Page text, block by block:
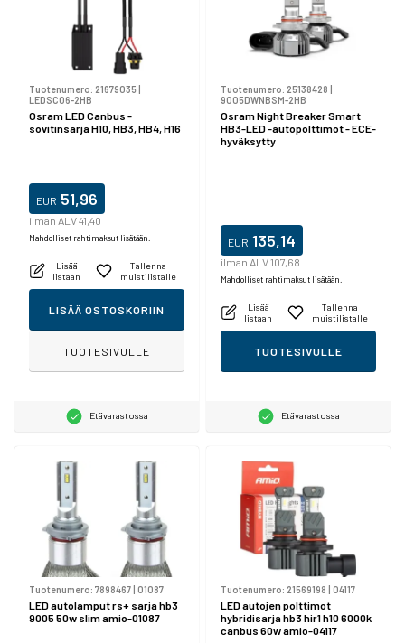
Tuotenumero: 21679035|
LEDSC06-2HB
Osram LED Canbus -
sovitinsarja H10, HB3, HB4, H16
EUR 51,96
ilman ALV 41,40
Mahdolliset rahtimaksut lisätään.
Lisää
listaan
Tallenna
muistilistalle
LISÄÄ OSTOSKORIIN
TUOTESIVULLE
Etävarastossa
Tuotenumero: 25138428 |
9005DWNBSM-2HB
Osram Night Breaker Smart
HB3-LED -autopolttimot - ECE-
hyväksytty
EUR 135,14
ilman ALV 107,68
Mahdolliset rahtimaksut lisätään.
Lisää
listaan
Tallenna
muistilistalle
TUOTESIVULLE
Etävarastossa
Tuotenumero: 7898467 01087
LED autolamput rs+ sarja hb3
9005 50w slim amio-01087
Tuotenumero: 21569198 04117
LED autojen polttimot
hybridisarja hb3 hir1 h10 6000k
canbus 60w amio-04117